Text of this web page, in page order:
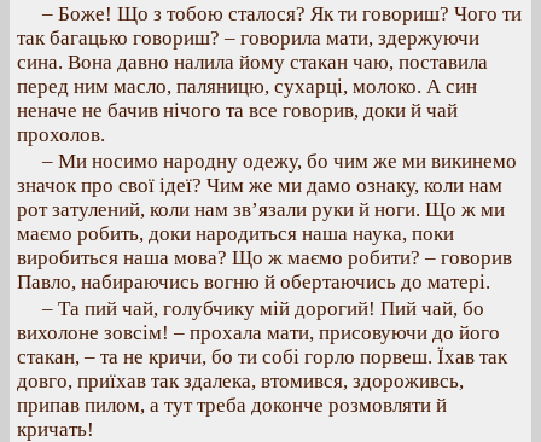
– Боже! Що з тобою сталося? Як ти говориш? Чого ти
так багацько говориш? – говорила мати, здержуючи
сина. Вона давно налила йому стакан чаю, поставила
перед ним масло, паляницю, сухарці, молоко. А син
неначе не бачив нічого та все говорив, доки й чай
прохолов.
– Ми носимо народну одежу, бо чим же ми викинемо
значок про свої ідеї? Чим же ми дамо ознаку, коли нам
рот затулений, коли нам зв’язали руки й ноги. Що ж ми
маємо робить, доки народиться наша наука, поки
виробиться наша мова? Що ж маємо робити? – говорив
Павло, набираючись вогню й обертаючись до матері.
– Та пий чай, голубчику мій дорогий! Пий чай, бо
вихолоне зовсім! – прохала мати, присовуючи до його
стакан, – та не кричи, бо ти собі горло порвеш. Їхав так
довго, приїхав так здалека, втомився, здороживсь,
припав пилом, а тут треба доконче розмовляти й
кричать!